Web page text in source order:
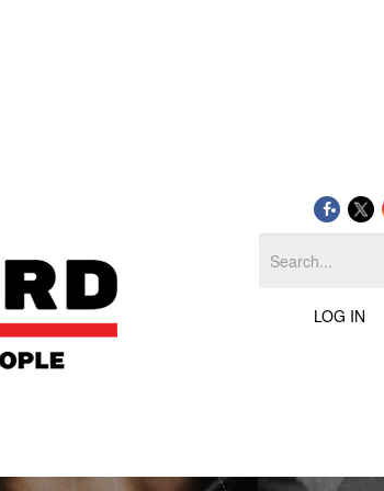
LOG IN